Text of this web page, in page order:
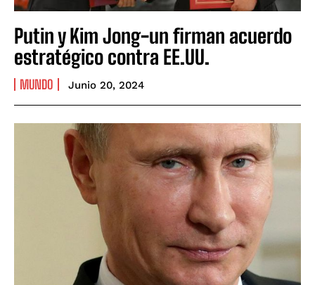
Putin y Kim Jong-un firman acuerdo
estratégico contra EE.UU.
MUNDO Junio 20, 2024